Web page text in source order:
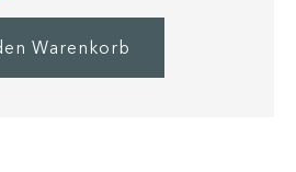
Warenkorb